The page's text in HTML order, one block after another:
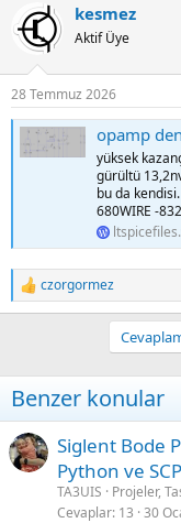
t
s
:
kesmez
Aktif Üye
28 Temmuz 2026
opamp
yüksek
gürültü
bu da
680WIRE -
R
e
i
o
s
:
czorgormez
Benzer konular
Siglent Bode
Python ve
TA3UIS
Projeler,
Cevaplar 13 30